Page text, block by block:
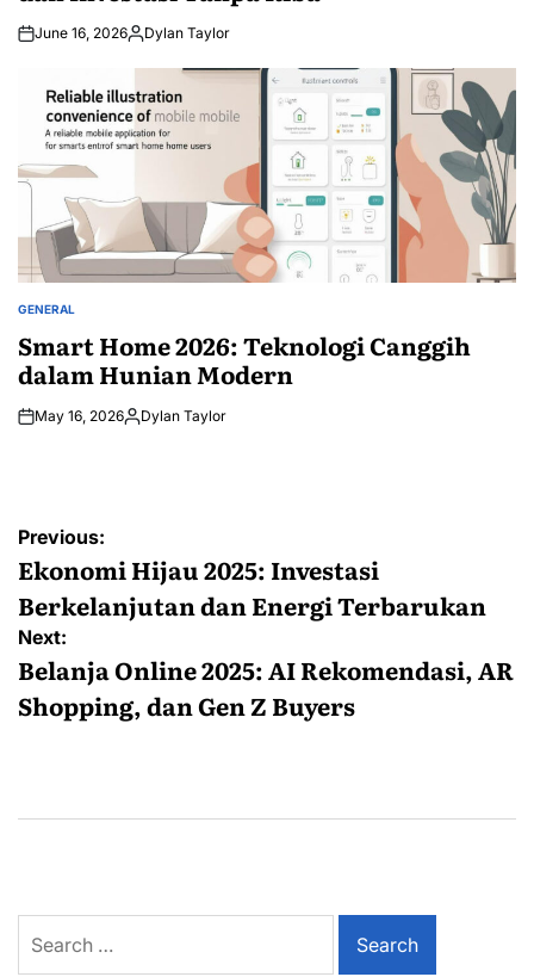
June 16, 2026Posted
Dylan Taylor
POSTED
GENERAL
Smart Home 2026: Teknologi Canggih
dalam Hunian Modern
May 16, 2026Posted
Dylan Taylor
Post
navigation
Previous:
Ekonomi Hijau 2025: Investasi
Berkelanjutan dan Energi Terbarukan
Next:
Belanja Online 2025: AI Rekomendasi, AR
Shopping, dan Gen Z Buyers
for: